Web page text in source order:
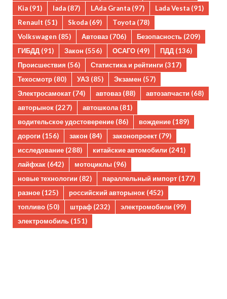
Kia (91) lada (87) LAda Granta (97) Lada Vesta (91)
Renault (51) Skoda (69) Toyota (78)
Volkswagen (85) Автоваз (706) Безопасность (209)
ГИБДД (91) Закон (556) ОСАГО (49) ПДД (136)
Происшествия (56) Статистика и рейтинги (317)
Техосмотр (80) УАЗ (85) Экзамен (57)
Электросамокат (74) автоваз (88) автозапчасти (68)
авторынок (227) автошкола (81)
водительское удостоверение (86) вождение (189)
дороги (156) закон (84) законопроект (79)
исследование (288) китайские автомобили (241)
лайфхак (642) мотоциклы (96)
новые технологии (82) параллельный импорт (177)
разное (125) российский авторынок (452)
топливо (50) штраф (232) электромобили (99)
электромобиль (151)